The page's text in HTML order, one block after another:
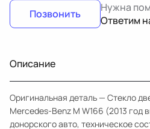
Позвонить
Нужна
Ответим
Описание
Оригинальная деталь — Стекло
Mercedes-Benz M W166 (2013 год
донорского авто, техническое